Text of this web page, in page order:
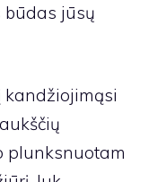
jūsų
plunksnuotam